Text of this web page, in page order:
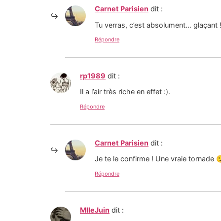
Carnet Parisien dit :
Tu verras, c’est absolument… glaçant !
Répondre
rp1989 dit :
Il a l’air très riche en effet :).
Répondre
Carnet Parisien dit :
Je te le confirme ! Une vraie tornade
Répondre
MlleJuin dit :